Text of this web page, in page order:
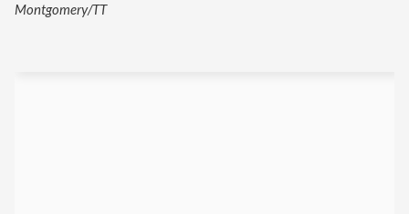
Montgomery/TT